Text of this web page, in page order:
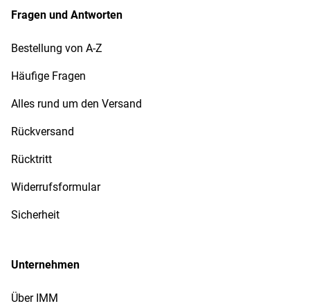
Fragen und Antworten
Bestellung von A-Z
Häufige Fragen
Alles rund um den Versand
Rückversand
Rücktritt
Widerrufsformular
Sicherheit
Unternehmen
Über IMM